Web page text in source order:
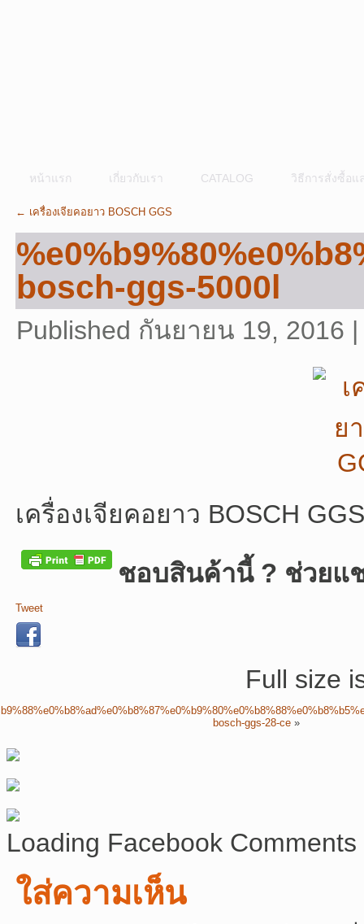
หน้าแรก เกี่ยวกับเรา CATALOG วิธีการสั่งซื้อแ
← เครื่องเจียคอยาว BOSCH GGS
bosch-ggs-5000l
Published กันยายน 19, 2016
เครื่องเจียคอยาว BOSCH
ชอบสินค้านี้ ? ช่วยแ
Tweet
Full size
bosch-ggs-28-ce »
Loading Facebook Comments
ใส่ความเห็น